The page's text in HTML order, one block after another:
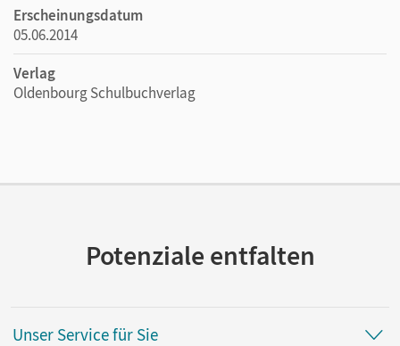
Erscheinungsdatum
05.06.2014
Verlag
Oldenbourg Schulbuchverlag
Potenziale entfalten
Unser Service für Sie